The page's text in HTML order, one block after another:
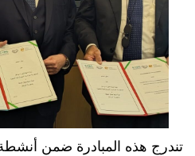
تندرج هذه المبادرة ضمن أنشطة